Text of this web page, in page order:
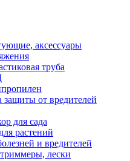
аксессуары
труба
защиты от вредителей
для сада
растений
и вредителей
лески